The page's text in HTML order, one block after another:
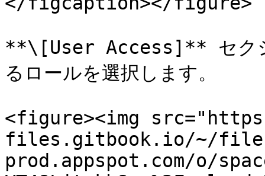
**\[User Access]** セクシ
るロールを選択します。
<figure><img
files.gitbook.io/~/
prod.appspot.com/o/